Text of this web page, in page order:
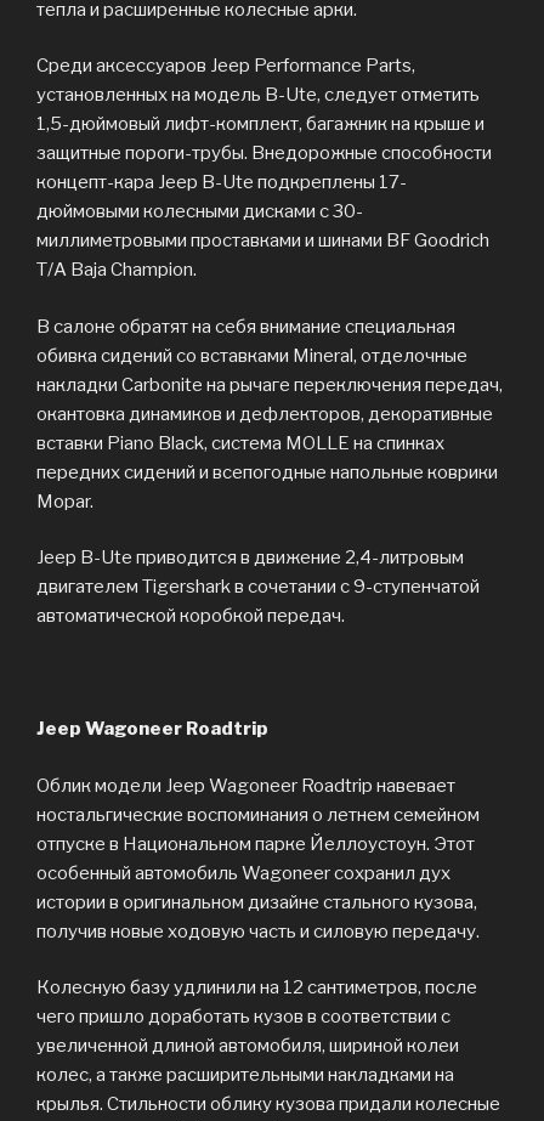
тепла и расширенные колесные арки.
Среди аксессуаров Jeep Performance Parts,
установленных на модель B-Ute, следует отметить
1,5-дюймовый лифт-комплект, багажник на крыше и
защитные пороги-трубы. Внедорожные способности
концепт-кара Jeep B-Ute подкреплены 17-
дюймовыми колесными дисками с 30-
миллиметровыми проставками и шинами BF Goodrich
T/A Baja Champion.
В салоне обратят на себя внимание специальная
обивка сидений со вставками Mineral, отделочные
накладки Carbonite на рычаге переключения передач,
окантовка динамиков и дефлекторов, декоративные
вставки Piano Black, система MOLLE на спинках
передних сидений и всепогодные напольные коврики
Mopar.
Jeep B-Ute приводится в движение 2,4-литровым
двигателем Tigershark в сочетании с 9-ступенчатой
автоматической коробкой передач.
Jeep Wagoneer Roadtrip
Облик модели Jeep Wagoneer Roadtrip навевает
ностальгические воспоминания о летнем семейном
отпуске в Национальном парке Йеллоустоун. Этот
особенный автомобиль Wagoneer сохранил дух
истории в оригинальном дизайне стального кузова,
получив новые ходовую часть и силовую передачу.
Колесную базу удлинили на 12 сантиметров, после
чего пришло доработать кузов в соответствии с
увеличенной длиной автомобиля, шириной колеи
колес, а также расширительными накладками на
крылья. Стильности облику кузова придали колесные